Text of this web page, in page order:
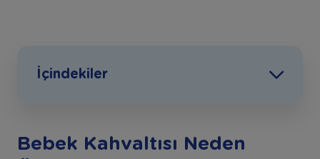
İçindekiler
Bebek Kahvaltısı Neden